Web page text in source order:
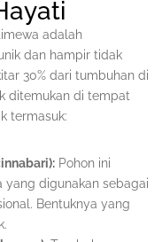
adalah
dan hampir tidak
30% dari tumbuhan di
ditemukan di tempat
termasuk:
Pohon ini
yang digunakan sebagai
Bentuknya yang